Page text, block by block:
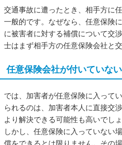
交通事故に遭ったとき、相手方に
一般的です。なぜなら、任意保険
に被害者に対する補償について交
士はまず相手方の任意保険会社と
任意保険会社が付いていな
では、加害者が任意保険に入って
られるのは、加害者本人に直接交
より解決できる可能性も高いでしょ
しかし、任意保険に入っていない
償をできるとは限りません。その